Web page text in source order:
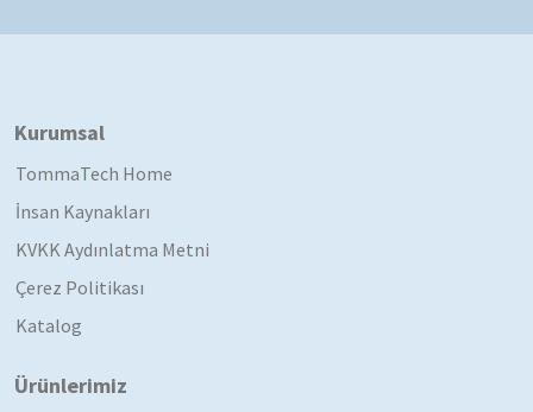
Kurumsal
TommaTech Home
İnsan Kaynakları
KVKK Aydınlatma Metni
Çerez Politikası
Katalog
Ürünlerimiz